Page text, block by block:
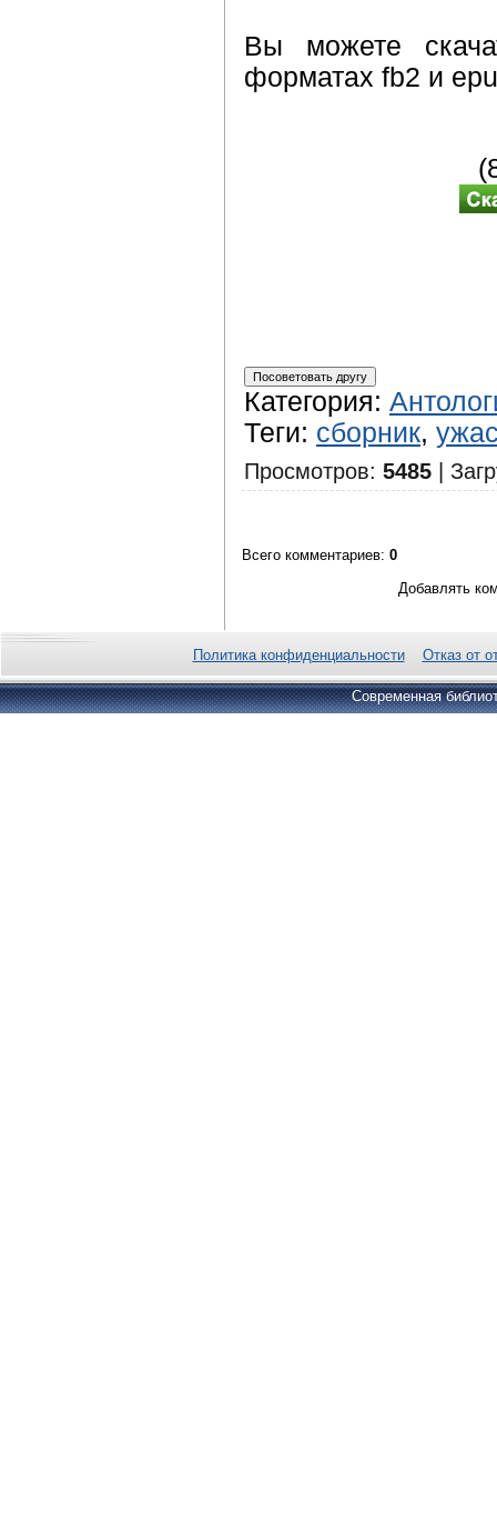
Вы можете
форматах fb2 и
Категория:
Теги: сборник,
Просмотров: 5485
Всего комментариев: 0
Добавлять
Политика конфиденциальности Отказ от
Современная